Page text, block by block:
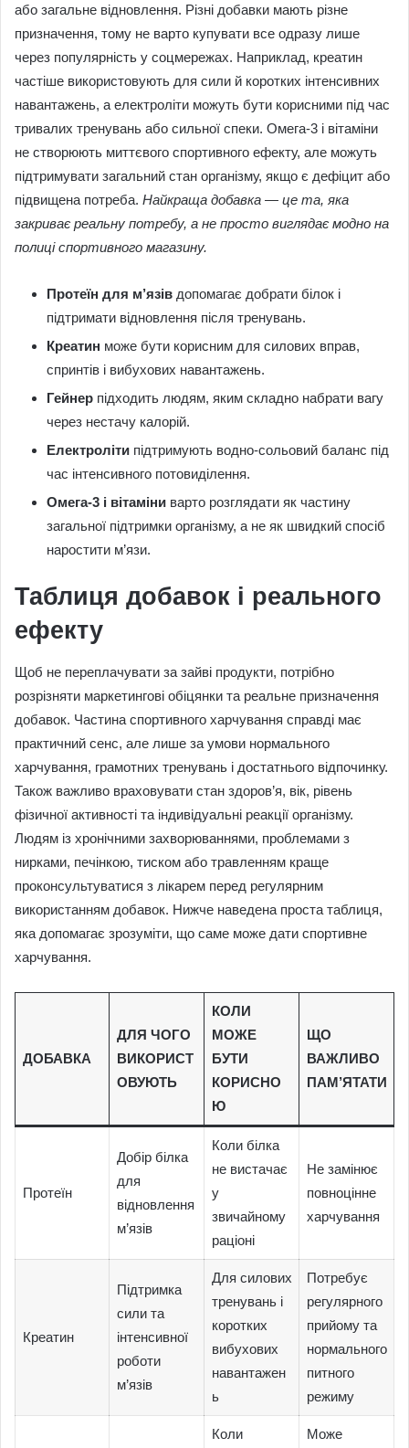
або загальне відновлення. Різні добавки мають різне
призначення, тому не варто купувати все одразу лише
через популярність у соцмережах. Наприклад, креатин
частіше використовують для сили й коротких інтенсивних
навантажень, а електроліти можуть бути корисними під час
тривалих тренувань або сильної спеки. Омега-3 і вітаміни
не створюють миттєвого спортивного ефекту, але можуть
підтримувати загальний стан організму, якщо є дефіцит або
підвищена потреба. Найкраща добавка — це та, яка
закриває реальну потребу, а не просто виглядає модно на
полиці спортивного магазину.
Протеїн для м’язів допомагає добрати білок і
підтримати відновлення після тренувань.
Креатин може бути корисним для силових вправ,
спринтів і вибухових навантажень.
Гейнер підходить людям, яким складно набрати вагу
через нестачу калорій.
Електроліти підтримують водно-сольовий баланс під
час інтенсивного потовиділення.
Омега-3 і вітаміни варто розглядати як частину
загальної підтримки організму, а не як швидкий спосіб
наростити м’язи.
Таблиця добавок і реального
ефекту
Щоб не переплачувати за зайві продукти, потрібно
розрізняти маркетингові обіцянки та реальне призначення
добавок. Частина спортивного харчування справді має
практичний сенс, але лише за умови нормального
харчування, грамотних тренувань і достатнього відпочинку.
Також важливо враховувати стан здоров’я, вік, рівень
фізичної активності та індивідуальні реакції організму.
Людям із хронічними захворюваннями, проблемами з
нирками, печінкою, тиском або травленням краще
проконсультуватися з лікарем перед регулярним
використанням добавок. Нижче наведена проста таблиця,
яка допомагає зрозуміти, що саме може дати спортивне
харчування.
ДОБАВКА
ДЛЯ ЧОГО
ВИКОРИСТ
ОВУЮТЬ
КОЛИ
МОЖЕ
БУТИ
КОРИСНО
Ю
ЩО
ВАЖЛИВО
ПАМ’ЯТАТИ
Протеїн
Добір білка
для
відновлення
м’язів
Коли білка
не вистачає
у
звичайному
раціоні
Не замінює
повноцінне
харчування
Креатин
Підтримка
сили та
інтенсивної
роботи
м’язів
Для силових
тренувань і
коротких
вибухових
навантажен
ь
Потребує
регулярного
прийому та
нормального
питного
режиму
Коли
Може